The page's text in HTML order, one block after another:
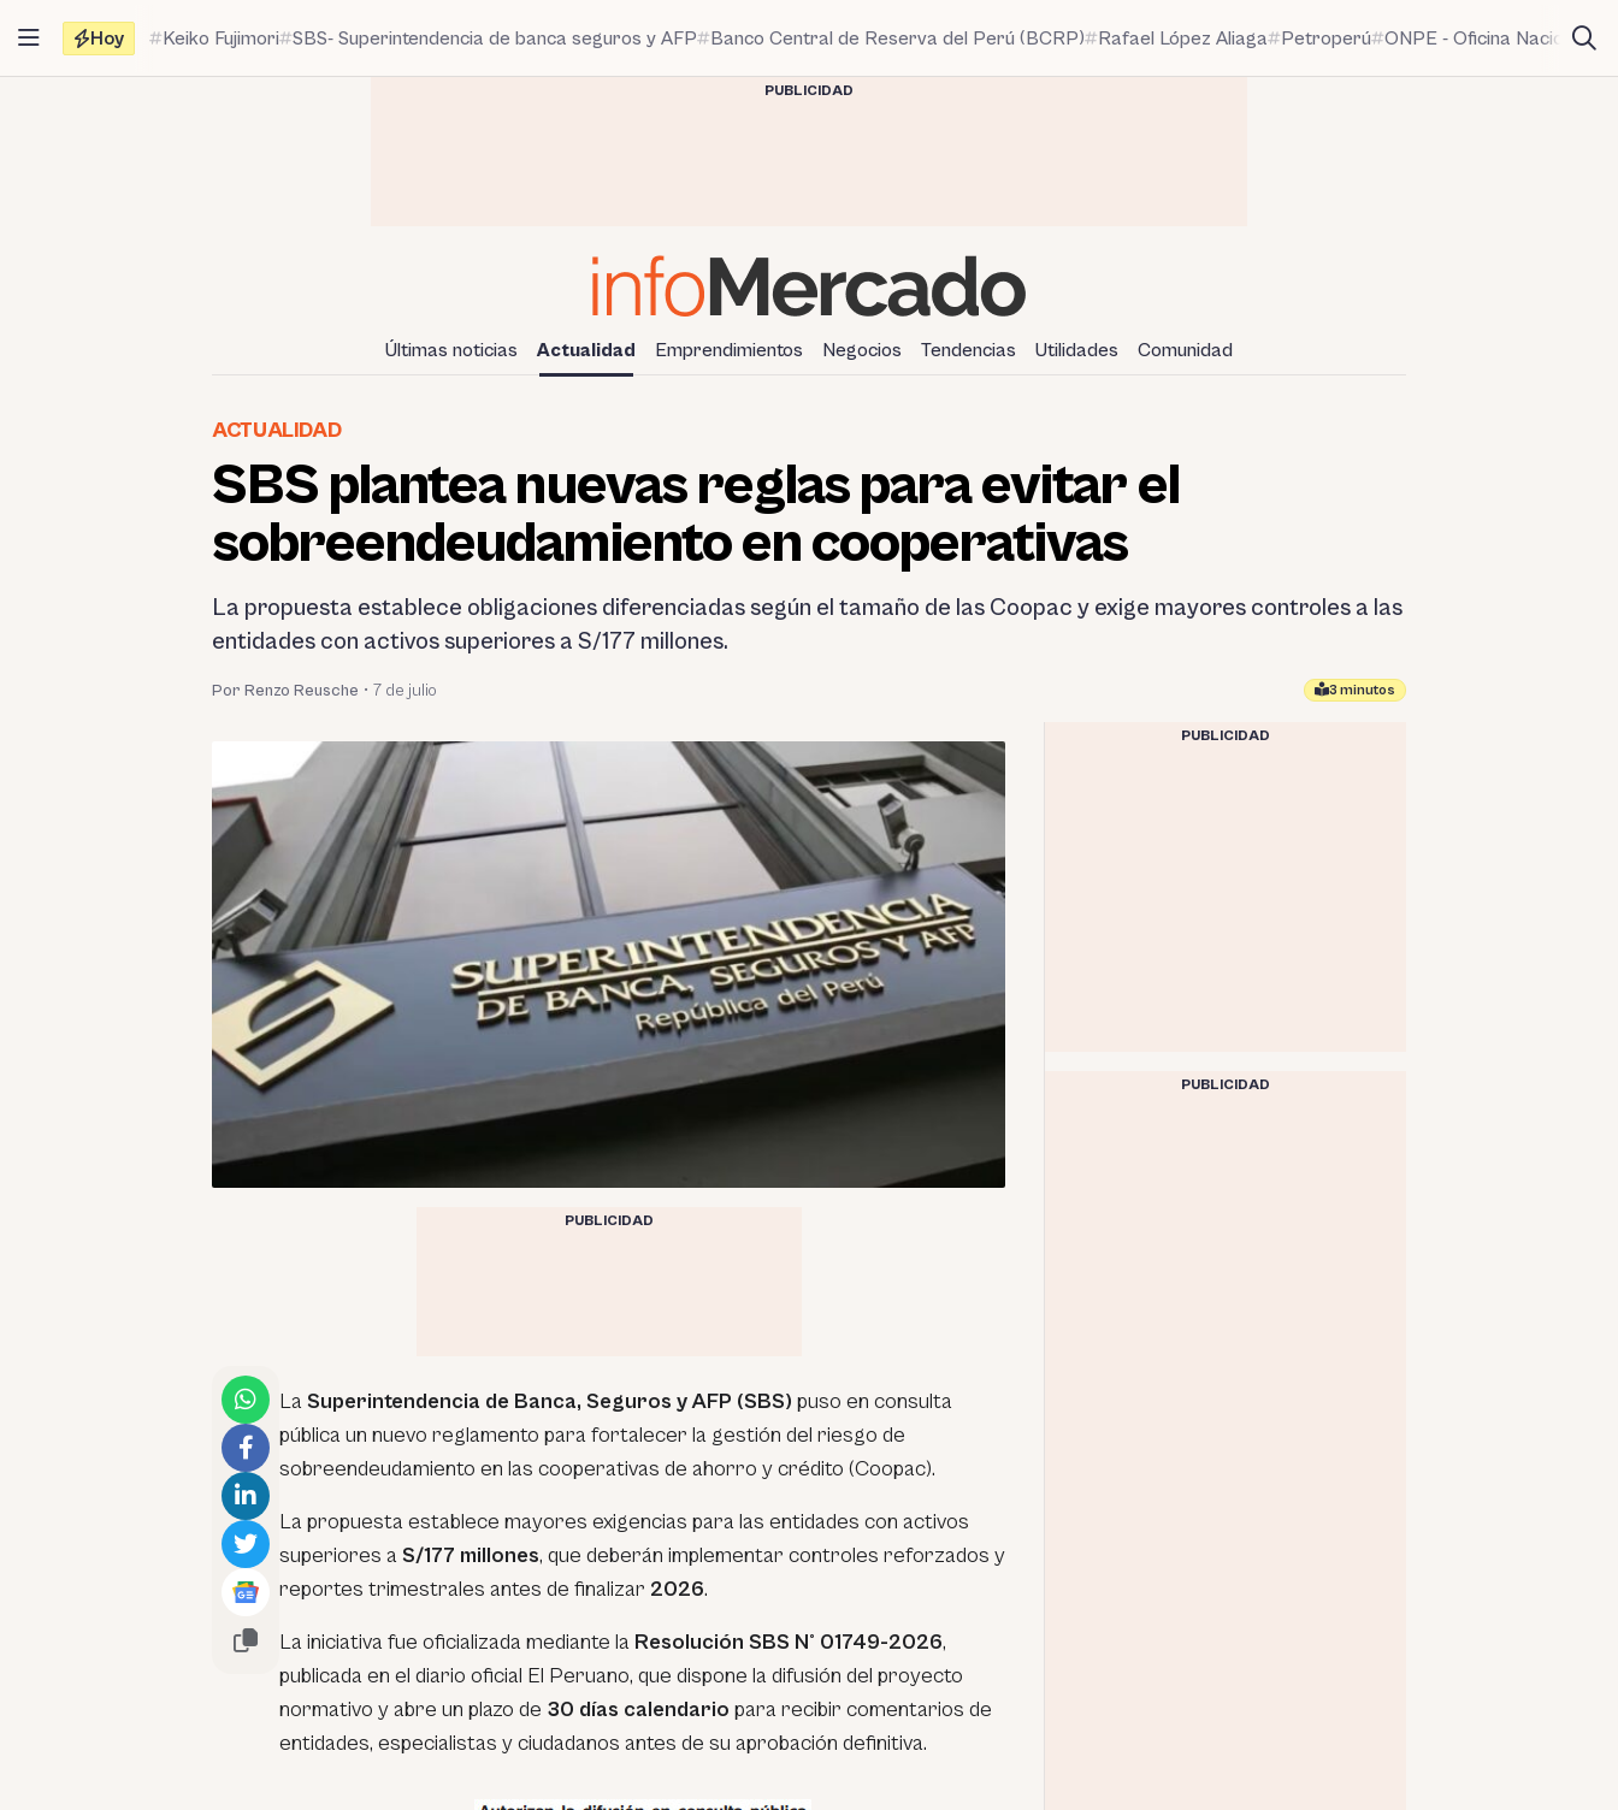
contenido
Hoy Keiko Fujimori SBS- Superintendencia de banca seguros y AFP Banco Central de Reserva del Perú (BCRP) Rafael López Aliaga Petroperú ONPE - Oficina Nacional
PUBLICIDAD
Últimas noticias Actualidad Emprendimientos Negocios Tendencias Utilidades Comunidad
ACTUALIDAD
SBS plantea nuevas reglas para evitar el
sobreendeudamiento en cooperativas
La propuesta establece obligaciones diferenciadas según el tamaño de las Coopac y exige mayores controles a las
entidades con activos superiores a S/177 millones.
Por Renzo Reusche • 7 de julio 3 minutos
PUBLICIDAD
La Superintendencia de Banca, Seguros y AFP (SBS) puso en consulta
pública un nuevo reglamento para fortalecer la gestión del riesgo de
sobreendeudamiento en las cooperativas de ahorro y crédito (Coopac).
La propuesta establece mayores exigencias para las entidades con activos
superiores a S/177 millones, que deberán implementar controles reforzados y
reportes trimestrales antes de finalizar 2026.
La iniciativa fue oficializada mediante la Resolución SBS N° 01749-2026,
publicada en el diario oficial El Peruano, que dispone la difusión del proyecto
normativo y abre un plazo de 30 días calendario para recibir comentarios de
entidades, especialistas y ciudadanos antes de su aprobación definitiva.
PUBLICIDAD
PUBLICIDAD